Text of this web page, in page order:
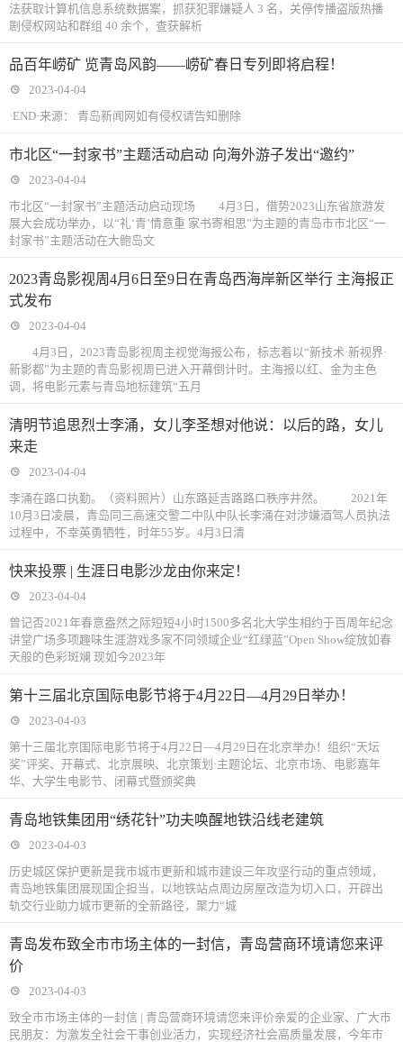
法获取计算机信息系统数据案，抓获犯罪嫌疑人 3 名，关停传播盗版热播
剧侵权网站和群组 40 余个，查获解析
品百年崂矿 览青岛风韵——崂矿春日专列即将启程！
2023-04-04
·END·来源： 青岛新闻网如有侵权请告知删除
市北区“一封家书”主题活动启动 向海外游子发出“邀约”
2023-04-04
市北区“一封家书”主题活动启动现场 4月3日，借势2023山东省旅游发
展大会成功举办，以“礼‘青’情意重 家书寄相思”为主题的青岛市市北区“一
封家书”主题活动在大鲍岛文
2023青岛影视周4月6日至9日在青岛西海岸新区举行 主海报正
式发布
2023-04-04
4月3日，2023青岛影视周主视觉海报公布，标志着以“新技术·新视界·
新影都”为主题的青岛影视周已进入开幕倒计时。主海报以红、金为主色
调，将电影元素与青岛地标建筑“五月
清明节追思烈士李涌，女儿李圣想对他说：以后的路，女儿
来走
2023-04-04
李涌在路口执勤。（资料照片）山东路延吉路路口秩序井然。 2021年
10月3日凌晨，青岛同三高速交警二中队中队长李涌在对涉嫌酒驾人员执法
过程中，不幸英勇牺牲，时年55岁。4月3日清
快来投票 | 生涯日电影沙龙由你来定！
2023-04-04
曾记否2021年春意盎然之际短短4小时1500多名北大学生相约于百周年纪念
讲堂广场多项趣味生涯游戏多家不同领域企业“红绿蓝”Open Show绽放如春
天般的色彩斑斓 现如今2023年
第十三届北京国际电影节将于4月22日—4月29日举办！
2023-04-03
第十三届北京国际电影节将于4月22日—4月29日在北京举办！组织“天坛
奖”评奖、开幕式、北京展映、北京策划·主题论坛、北京市场、电影嘉年
华、大学生电影节、闭幕式暨颁奖典
青岛地铁集团用“绣花针”功夫唤醒地铁沿线老建筑
2023-04-03
历史城区保护更新是我市城市更新和城市建设三年攻坚行动的重点领域，
青岛地铁集团展现国企担当，以地铁站点周边房屋改造为切入口，开辟出
轨交行业助力城市更新的全新路径，聚力“城
青岛发布致全市市场主体的一封信，青岛营商环境请您来评
价
2023-04-03
致全市市场主体的一封信 | 青岛营商环境请您来评价亲爱的企业家、广大市
民朋友：为激发全社会干事创业活力，实现经济社会高质量发展，今年市